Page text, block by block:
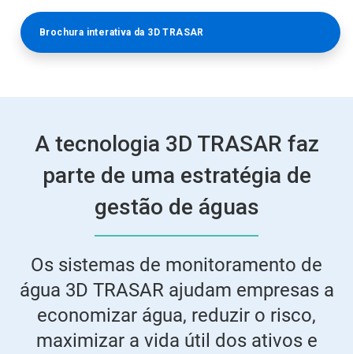
Brochura interativa da 3D TRASAR
A tecnologia 3D TRASAR faz
parte de uma estratégia de
gestão de águas
Os sistemas de monitoramento de
água 3D TRASAR ajudam empresas a
economizar água, reduzir o risco,
maximizar a vida útil dos ativos e